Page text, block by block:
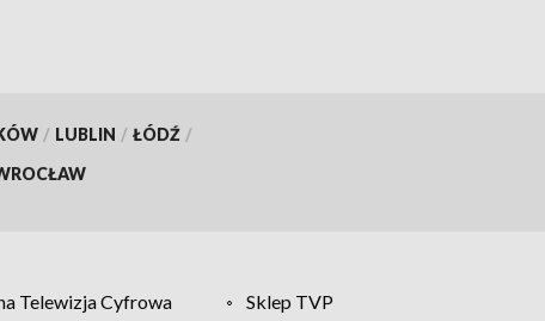
/ LUBLIN / ŁÓDŹ /
Telewizja Cyfrowa
Sklep TVP